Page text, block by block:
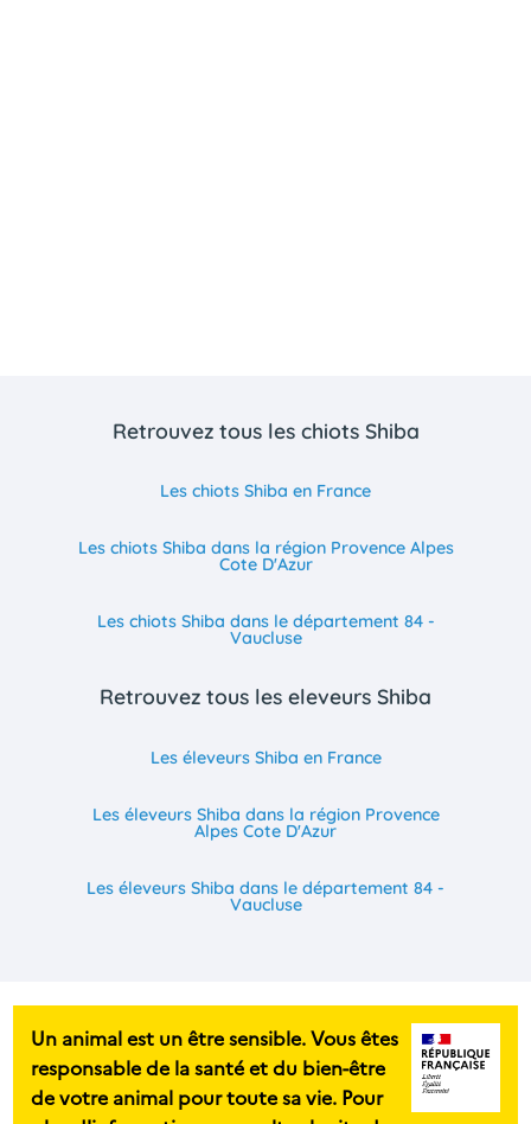
Retrouvez tous les chiots Shiba
Les chiots Shiba en France
Les chiots Shiba dans la région Provence Alpes
Cote D'Azur
Les chiots Shiba dans le département 84 -
Vaucluse
Retrouvez tous les eleveurs Shiba
Les éleveurs Shiba en France
Les éleveurs Shiba dans la région Provence
Alpes Cote D'Azur
Les éleveurs Shiba dans le département 84 -
Vaucluse
Un animal est un être sensible. Vous êtes
responsable de la santé et du bien-être
de votre animal pour toute sa vie. Pour